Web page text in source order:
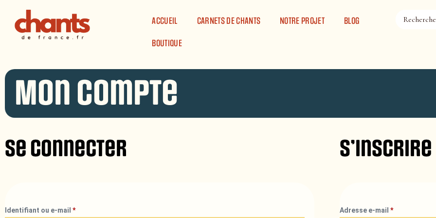
ACCUEIL
CARNETS DE CHANTS NOTRE PROJET BLOG
BOUTIQUE
Mon compte
Se connecter
Identifiant ou e-mail *
S’inscrire
Adresse e-mail*